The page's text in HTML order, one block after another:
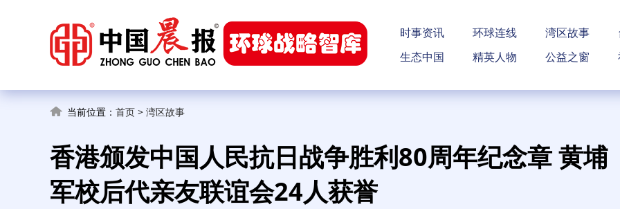
时事资讯 环球连线 湾区故事
生态中国
精英人物 公益之窗
当前位置： 首页 > 湾区故事
香港颁发中国人民抗日战争胜利80周年纪念章 黄埔
军校后代亲友联谊会24人获誉